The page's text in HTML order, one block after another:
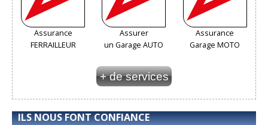
Assurance
FERRAILLEUR
Assurer
un Garage AUTO
Assurance
Garage MOTO
+ de services
ILS NOUS FONT CONFIANCE